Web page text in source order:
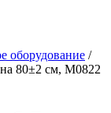
оборудование /
80±2 см, M0822